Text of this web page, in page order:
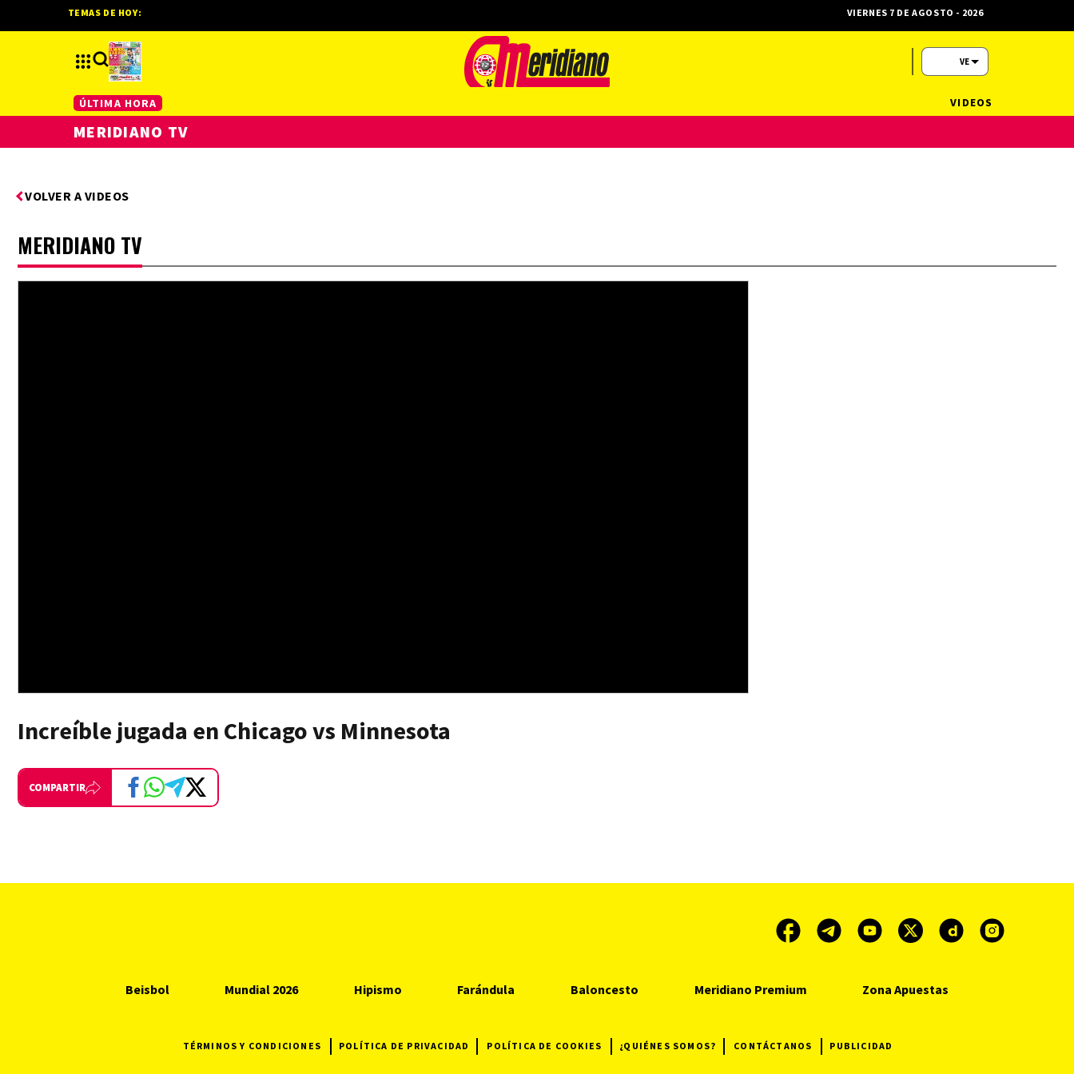
VOLVER A VIDEOS
MERIDIANO TV
Increíble jugada en Chicago vs Minnesota
COMPARTIR
TEMAS DE HOY: VIERNES 7 DE AGOSTO - 2026
VE
ÚLTIMA HORA VIDEOS
MERIDIANO TV
Beisbol Mundial 2026 Hipismo Farándula Baloncesto Meridiano Premium Zona Apuestas
TÉRMINOS Y CONDICIONES POLÍTICA DE PRIVACIDAD POLÍTICA DE COOKIES ¿QUIÉNES SOMOS? CONTÁCTANOS PUBLICIDAD